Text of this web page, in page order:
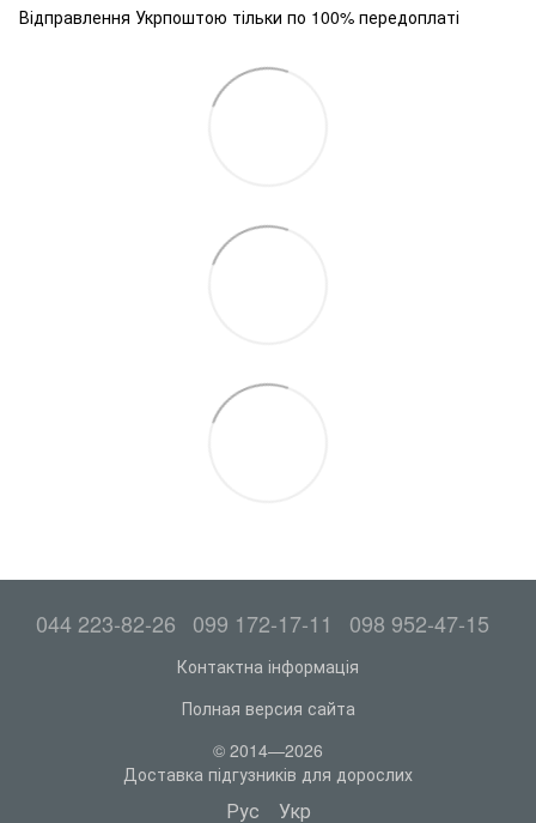
Відправлення Укрпоштою тільки по 100% передоплаті
044 223-82-26 099 172-17-11 098 952-47-15
Контактна інформація
Полная версия сайта
© 2014—2026
Доставка підгузників для дорослих
Рус Укр